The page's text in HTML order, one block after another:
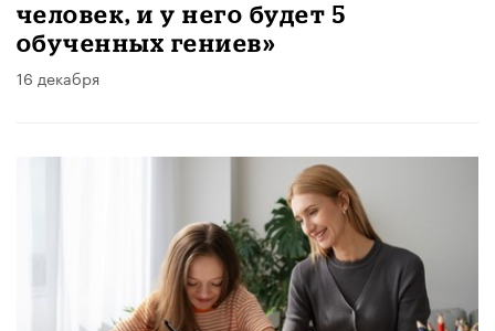
человек, и у него будет 5
обученных гениев»
16 декабря